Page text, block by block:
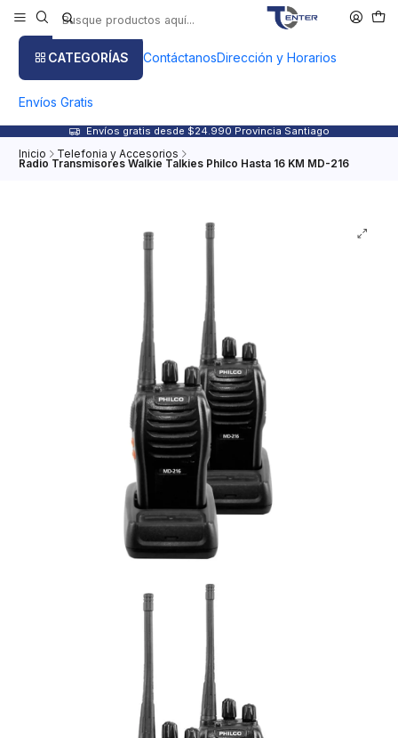
CATEGORÍAS ContáctanosDirección y Horarios
Envíos Gratis
Envíos gratis desde $24.990 Provincia Santiago
Inicio Telefonia y Accesorios
Radio Transmisores Walkie Talkies Philco Hasta 16 KM MD-216